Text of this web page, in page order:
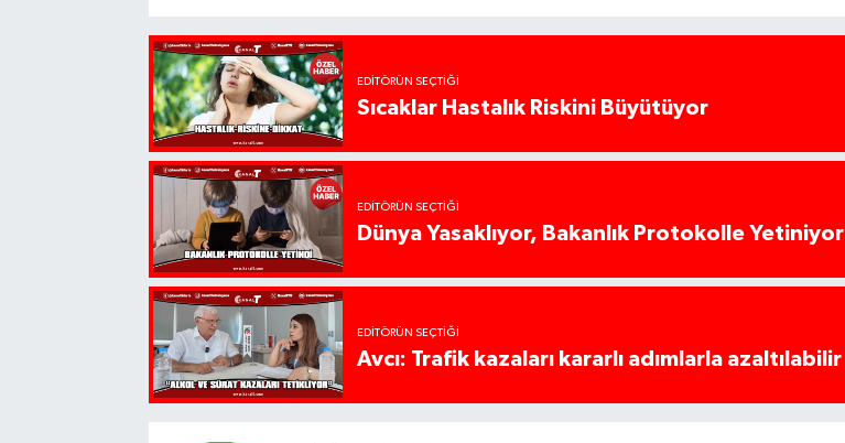
EDITÖRÜN SEÇTIĞI
Sıcaklar Hastalık Riskini Büyütüyor
EDITÖRÜN SEÇTIĞI
Dünya Yasaklıyor, Bakanlık Protokolle Yetiniyor
EDITÖRÜN SEÇTIĞI
Avcı: Trafik kazaları kararlı adımlarla azaltılabilir